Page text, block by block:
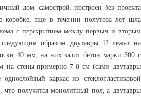
дом, самострой, построен без проекта
коробке, еще в течении полутора лет шла
с перекрытием между первым и вторым
образом: двутавры 12 лежат на
40 мм, на них залит бетон марки 300 с
на стены примерно 7-8 см (сами двутавры
каркас из стеклопластиковой
получится монолитный пол, а двутавры